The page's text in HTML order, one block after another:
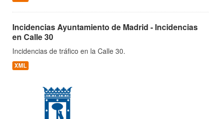
Incidencias Ayuntamiento de Madrid - Incidencias
en Calle 30
Incidencias de tráfico en la Calle 30.
XML